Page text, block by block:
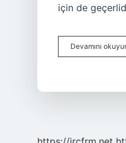
için de
Devamını